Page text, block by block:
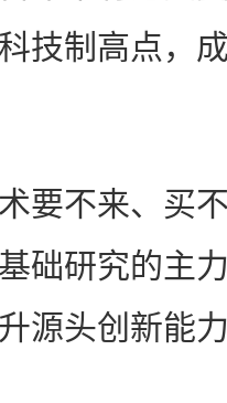
技制高点，
不来、买不
础研究的主
源头创新能